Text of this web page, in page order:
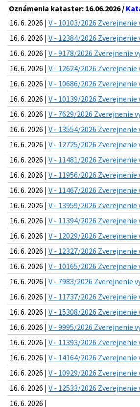
Oznámenia kataster: 16.06.2026 /
16. 6. 2026 | V - 10103/2026 Zverejnenie
16. 6. 2026 | V - 12384/2026 Zverejnenie
16. 6. 2026 | V - 9178/2026 Zverejnenie
16. 6. 2026 | V - 12624/2026 Zverejnenie
16. 6. 2026 | V - 10686/2026 Zverejnenie
16. 6. 2026 | V - 10139/2026 Zverejnenie
16. 6. 2026 | V - 7629/2026 Zverejnenie
16. 6. 2026 | V - 13554/2026 Zverejnenie
16. 6. 2026 | V - 12725/2026 Zverejnenie
16. 6. 2026 | V - 11481/2026 Zverejnenie
16. 6. 2026 | V - 11956/2026 Zverejnenie
16. 6. 2026 | V - 11467/2026 Zverejnenie
16. 6. 2026 | V - 13959/2026 Zverejnenie
16. 6. 2026 | V - 11394/2026 Zverejnenie
16. 6. 2026 | V - 12029/2026 Zverejnenie
16. 6. 2026 | V - 12327/2026 Zverejnenie
16. 6. 2026 | V - 10165/2026 Zverejnenie
16. 6. 2026 | V - 7983/2026 Zverejnenie
16. 6. 2026 | V - 11737/2026 Zverejnenie
16. 6. 2026 | V - 15308/2026 Zverejnenie
16. 6. 2026 | V - 9995/2026 Zverejnenie
16. 6. 2026 | V - 11393/2026 Zverejnenie
16. 6. 2026 | V - 14164/2026 Zverejnenie
16. 6. 2026 | V - 10929/2026 Zverejnenie
16. 6. 2026 | V - 12533/2026 Zverejnenie
16. 6. 2026 |